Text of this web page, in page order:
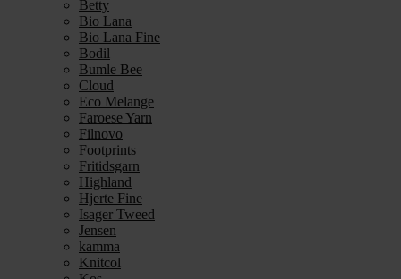
Betty
Bio Lana
Bio Lana Fine
Bodil
Bumle Bee
Cloud
Eco Melange
Faroese Yarn
Filnovo
Footprints
Fritidsgarn
Highland
Hjerte Fine
Isager Tweed
Jensen
kamma
Knitcol